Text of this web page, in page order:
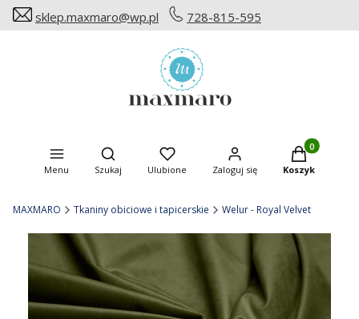
sklep.maxmaro@wp.pl 728-815-595
Menu
Otwórz wyszukiwarkę
Szukaj Ulubione Zaloguj się
Produkty w
Koszyk
MAXMARO Tkaniny obiciowe i tapicerskie Welur - Royal Velvet